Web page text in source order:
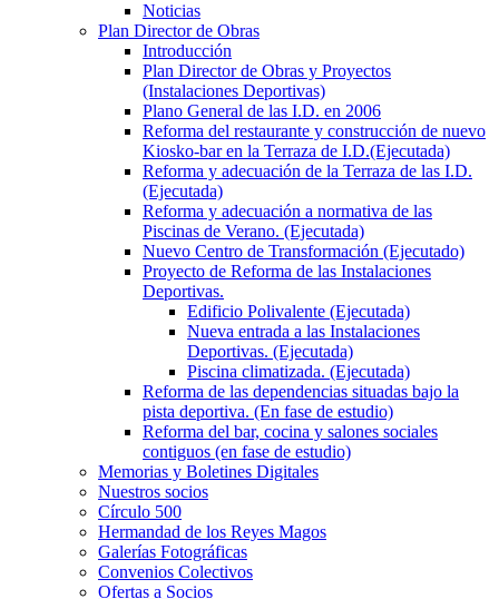
Noticias
Plan Director de Obras
Introducción
Plan Director de Obras y Proyectos
(Instalaciones Deportivas)
Plano General de las I.D. en 2006
Reforma del restaurante y construcción de nuevo
Kiosko-bar en la Terraza de I.D.(Ejecutada)
Reforma y adecuación de la Terraza de las I.D.
(Ejecutada)
Reforma y adecuación a normativa de las
Piscinas de Verano. (Ejecutada)
Nuevo Centro de Transformación (Ejecutado)
Proyecto de Reforma de las Instalaciones
Deportivas.
Edificio Polivalente (Ejecutada)
Nueva entrada a las Instalaciones
Deportivas. (Ejecutada)
Piscina climatizada. (Ejecutada)
Reforma de las dependencias situadas bajo la
pista deportiva. (En fase de estudio)
Reforma del bar, cocina y salones sociales
contiguos (en fase de estudio)
Memorias y Boletines Digitales
Nuestros socios
Círculo 500
Hermandad de los Reyes Magos
Galerías Fotográficas
Convenios Colectivos
Ofertas a Socios